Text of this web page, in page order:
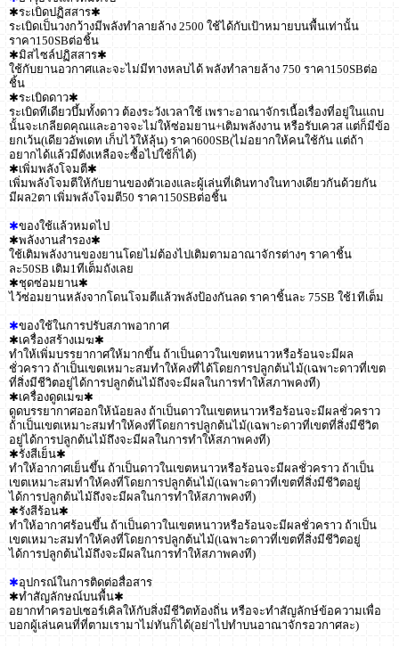
✱ระเบิดปฏิสสาร✱
ระเบิดเป็นวงกว้างมีพลังทำลายล้าง 2500 ใช้ได้กับเป้าหมายบนพื้นเท่านั้น
ราคา150SBต่อชิ้น
✱มิสไซล์ปฏิสสาร✱
ใช้กับยานอวกาศและจะไม่มีทางหลบได้ พลังทำลายล้าง 750 ราคา150SBต่อ
ชิ้น
✱ระเบิดดาว✱
ระเบิดทีเดียวบึ้มทั้งดาว ต้องระวังเวลาใช้ เพราะอาณาจักรเนื้อเรื่องที่อยู่ในแถบ
นั้นจะเกลียดคุณและอาจจะไม่ให้ซ่อมยาน+เติมพลังงาน หรือรับเควส แต่ก็มีข้อ
ยกเว้น(เดียวอัพเดท เก็บไว้ให้ลุ้น) ราคา600SB(ไม่อยากให้คนใช้กัน แต่ถ้า
อยากได้แล้วมีตังเหลือจะซื้อไปใช้ก็ได้)
✱เพิ่มพลังโจมตี✱
เพิ่มพลังโจมตีให้กับยานของตัวเองและผู้เล่นที่เดินทางในทางเดียวกันด้วยกัน
มีผล2ตา เพิ่มพลังโจมตี50 ราคา150SBต่อชิ้น
✱ของใช้แล้วหมดไป
✱พลังงานสำรอง✱
ใช้เติมพลังงานของยานโดยไม่ต้องไปเติมตามอาณาจักรต่างๆ ราคาชิ้น
ละ50SB เติม1ทีเต็มถังเลย
✱ชุดซ่อมยาน✱
ไว้ซ่อมยานหลังจากโดนโจมตีแล้วพลังป้องกันลด ราคาชิ้นละ 75SB ใช้1ทีเต็ม
✱ของใช้ในการปรับสภาพอากาศ
✱เครื่องสร้างเมฆ✱
ทำให้เพิ่มบรรยากาศให้มากขึ้น ถ้าเป็นดาวในเขตหนาวหรือร้อนจะมีผล
ชั่วคราว ถ้าเป็นเขตเหมาะสมทำให้คงที่ได้โดยการปลูกต้นไม้(เฉพาะดาวที่เขต
ที่สิ่งมีชีวิตอยู่ได้การปลูกต้นไม้ถึงจะมีผลในการทำให้สภาพคงที)
✱เครื่องดูดเมฆ✱
ดูดบรรยากาศออกให้น้อยลง ถ้าเป็นดาวในเขตหนาวหรือร้อนจะมีผลชั่วคราว
ถ้าเป็นเขตเหมาะสมทำให้คงที่โดยการปลูกต้นไม้(เฉพาะดาวที่เขตที่สิ่งมีชีวิต
อยู่ได้การปลูกต้นไม้ถึงจะมีผลในการทำให้สภาพคงที)
✱รังสีเย็น✱
ทำให้อากาศเย็นขึ้น ถ้าเป็นดาวในเขตหนาวหรือร้อนจะมีผลชั่วคราว ถ้าเป็น
เขตเหมาะสมทำให้คงที่โดยการปลูกต้นไม้(เฉพาะดาวที่เขตที่สิ่งมีชีวิตอยู่
ได้การปลูกต้นไม้ถึงจะมีผลในการทำให้สภาพคงที)
✱รังสีร้อน✱
ทำให้อากาศร้อนขึ้น ถ้าเป็นดาวในเขตหนาวหรือร้อนจะมีผลชั่วคราว ถ้าเป็น
เขตเหมาะสมทำให้คงที่โดยการปลูกต้นไม้(เฉพาะดาวที่เขตที่สิ่งมีชีวิตอยู่
ได้การปลูกต้นไม้ถึงจะมีผลในการทำให้สภาพคงที)
✱อุปกรณ์ในการติดต่อสื่อสาร
✱ทำสัญลักษณ์บนพื้น✱
อยากทำครอปเซอร์เคิลให้กับสิ่งมีชีวิตท้องถิ่น หรือจะทำสัญลักษ์ข้อความเพื่อ
บอกผู้เล่นคนที่ที่ตามเรามาไม่ทันก็ได้(อย่าไปทำบนอาณาจักรอวกาศละ)